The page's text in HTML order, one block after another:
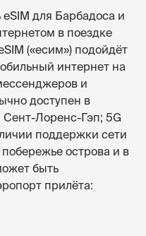
для Барбадоса и
в поездке
(«есим») подойдёт
интернет на
и
доступен в
Лоренс-Гэп; 5G
поддержки сети
острова и в
быть
прилёта: